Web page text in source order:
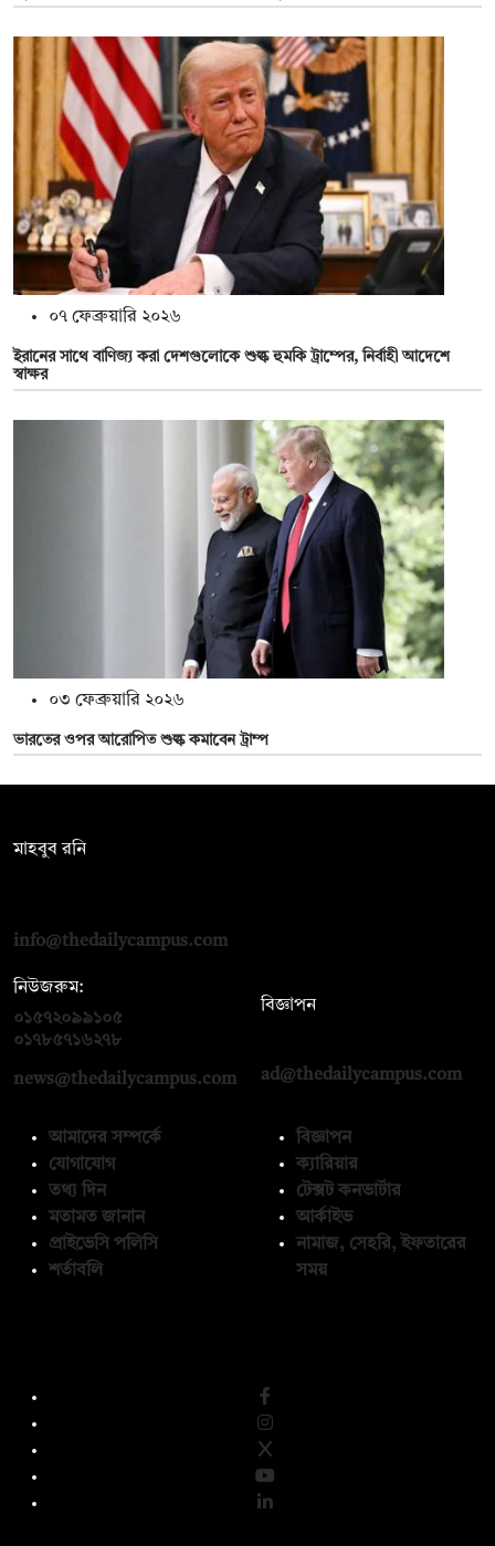
০৭ ফেব্রুয়ারি ২০২৬
ইরানের সাথে বাণিজ্য করা দেশগুলোকে শুল্ক হুমকি ট্রাম্পের, নির্বাহী আদেশে
স্বাক্ষর
০৩ ফেব্রুয়ারি ২০২৬
ভারতের ওপর আরোপিত শুল্ক কমাবেন ট্রাম্প
মাহবুব রনি
info@thedailycampus.com
নিউজরুম:
০১৫৭২০৯৯১০৫
০১৭৮৫৭১৬২৭৮
news@thedailycampus.com
বিজ্ঞাপন
ad@thedailycampus.com
আমাদের সম্পর্কে
যোগাযোগ
তথ্য দিন
মতামত জানান
প্রাইভেসি পলিসি
শর্তাবলি
বিজ্ঞাপন
ক্যারিয়ার
টেক্সট কনভার্টার
আর্কাইভ
নামাজ, সেহরি, ইফতারের
সময়